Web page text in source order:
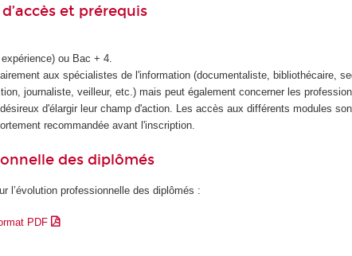
et prérequis
ou Bac + 4.
aux spécialistes de l'information (documentaliste, bibliothécaire,
journaliste, veilleur, etc.) mais peut également concerner les
d'élargir leur champ d'action. Les accès aux différents modules
recommandée avant l'inscription.
des diplômés
l’évolution professionnelle des diplômés :
PDF